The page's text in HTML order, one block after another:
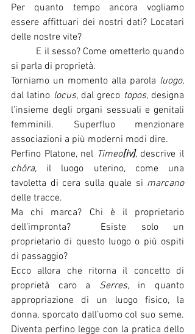
Per quanto tempo ancora vogliamo
essere affittuari dei nostri dati? Locatari
delle nostre vite?
si parla di proprietà.
Torniamo un momento alla parola luogo,
dal latino locus, dal greco topos, designa
l’insieme degli organi sessuali e genitali
femminili. Superfluo menzionare
associazioni a più moderni modi dire.
Perfino Platone, nel Timeo[iv],
chôra, il luogo uterino, come una
tavoletta di cera sulla quale si marcano
delle tracce.
Ma chi marca? Chi è il proprietario
dell’impronta?  Esiste solo un
proprietario di questo luogo o più ospiti
di passaggio?
Ecco allora che ritorna il concetto di
proprietà caro a Serres, in quanto
appropriazione di un luogo fisico, la
donna, sporcato dall’uomo col suo seme.